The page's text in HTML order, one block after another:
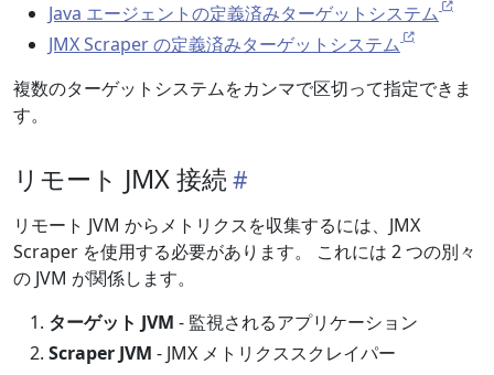
Java エージェントの定義済みターゲットシステム
JMX Scraper の定義済みターゲットシステム
複数のターゲットシステムをカンマで区切って指定できま
す。
リモート JMX 接続
リモート JVM からメトリクスを収集するには、JMX
Scraper を使用する必要があります。 これには 2 つの別々
の JVM が関係します。
ターゲット JVM - 監視されるアプリケーション
Scraper JVM - JMX メトリクススクレイパー